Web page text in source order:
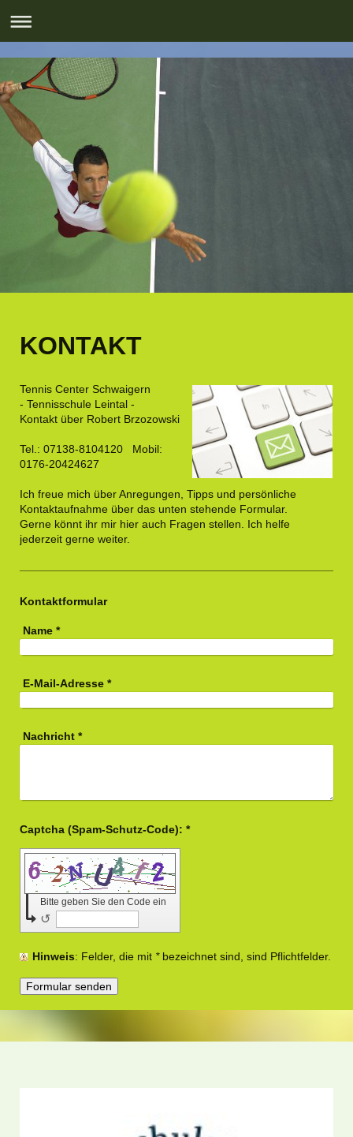
KONTAKT
Tennis Center Schwaigern
- Tennisschule Leintal -
Kontakt über Robert Brzozowski
Tel.: 07138-8104120 Mobil:
0176-20424627
Ich freue mich über Anregungen, Tipps und persönliche
Kontaktaufnahme über das unten stehende Formular.
Gerne könnt ihr mir hier auch Fragen stellen. Ich helfe
jederzeit gerne weiter.
Kontaktformular
Name*
E-Mail-Adresse*
Nachricht*
Captcha (Spam-Schutz-Code): *
Bitte geben Sie den Code ein
↺
Hinweis : Felder, die mit *bezeichnet sind, sind Pflichtfelder.